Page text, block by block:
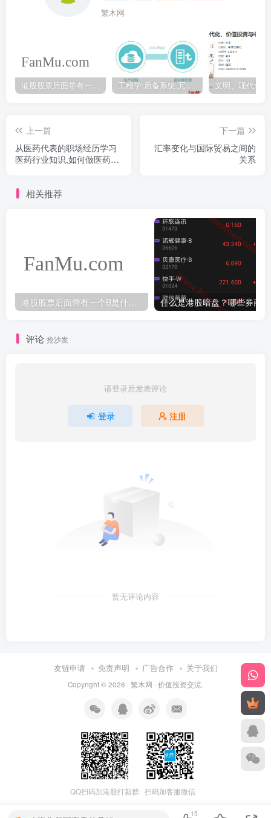
繁木网
港股股票后面带有一个B是什么意思？股票名字带-W,-R,-S呢 工程学:后备系统,冗余备份系统,冗余设计系统-芒格多学科思维模型
上一篇
从医药代表的职场经历学习
医药行业知识,如何做医药代
下一篇
汇率变化与国际贸易之间的
关系
相关推荐
港股股票后面带有一个B是什么意思？股票名字带-W,-R,-S呢
评论 抢沙发
请登录后发表评论
登录 注册
暂无评论内容
友链申请 免责声明 广告合作 关于我们
Copyright © 2026 · 繁木网 · 价值投资交流.
QQ扫码加港股打新群 扫码加客服微信
15